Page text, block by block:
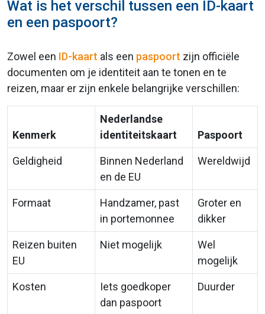
Wat is het verschil tussen een ID-kaart
en een paspoort?
Zowel een ID-kaart als een paspoort zijn officiële
documenten om je identiteit aan te tonen en te
reizen, maar er zijn enkele belangrijke verschillen:
Kenmerk
Nederlandse
identiteitskaart
Paspoort
Geldigheid
Binnen Nederland
en de EU
Wereldwijd
Formaat
Handzamer, past
in portemonnee
Groter en
dikker
Reizen buiten
EU
Niet mogelijk
Wel
mogelijk
Kosten
Iets goedkoper
dan paspoort
Duurder